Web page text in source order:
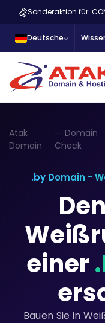
Sonderaktion für
Deutsche
Atak
Domain
Domain
Check
.by Domain -
einer
Bauen Sie in